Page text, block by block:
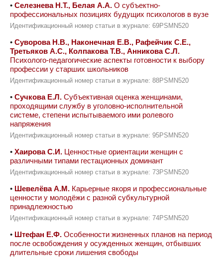
• Селезнева Н.Т., Белая А.А. О субъектно-
профессиональных позициях будущих психологов в вузе
Идентификационный номер статьи в журнале: 69PSMN520
• Суворова Н.В., Наконечная Е.В., Рафейчик С.Е.,
Третьяков А.С., Колпакова Т.В., Анникова С.Л.
Психолого-педагогические аспекты готовности к выбору
профессии у старших школьников
Идентификационный номер статьи в журнале: 88PSMN520
• Сучкова Е.Л. Cубъективная оценка женщинами,
проходящими службу в уголовно-исполнительной
системе, степени испытываемого ими ролевого
напряжения
Идентификационный номер статьи в журнале: 95PSMN520
• Хаирова С.И. Ценностные ориентации женщин с
различными типами гестационных доминант
Идентификационный номер статьи в журнале: 73PSMN520
• Шевелёва А.М. Карьерные якоря и профессиональные
ценности у молодёжи с разной субкультурной
принадлежностью
Идентификационный номер статьи в журнале: 74PSMN520
• Штефан Е.Ф. Особенности жизненных планов на период
после освобождения у осужденных женщин, отбывших
длительные сроки лишения свободы